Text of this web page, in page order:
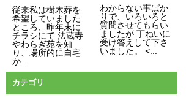
従来私は樹木葬を
希望していました
ところ、昨年末に
チラシにて 法蔵寺
やわらぎ苑を知
り、場所的に自宅
か...
わからない事ばか
りで、いろいろと
質問させてもらい
ましたが 丁ねいに
受け答えして下さ
いました。 <...
カテゴリ